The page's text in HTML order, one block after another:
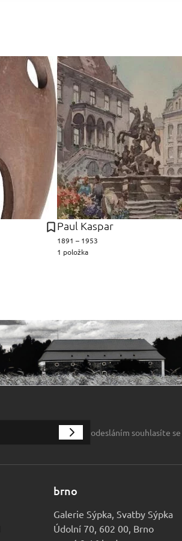
Paul Kaspar
1891 – 1953
1 položka
odesláním souhlasíte se
brno
Galerie Sýpka, Svatby Sýpka
Údolní 70, 602 00, Brno